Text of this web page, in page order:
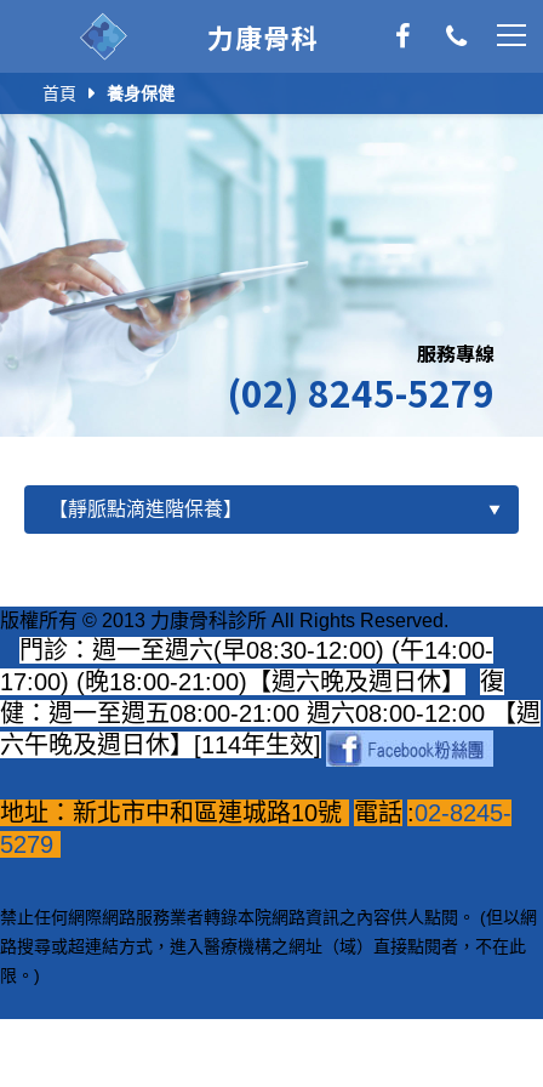
力康骨科
服務專線
(02) 8245-5279
首頁 養身保健
版權所有 © 2013 力康骨科診所 All Rights Reserved.
門診：週一至週六(早08:30-12:00) (午14:00-
17:00) (晚18:00-21:00)【週六晚及週日休】
復
健：週一至週五08:00-21:00 週六08:00-12:00 【週
六午晚及週日休】[114年生效]
地址：新北市中和區連城路10號 電話 :02-8245-
5279
禁止任何網際網路服務業者轉錄本院網路資訊之內容供人點閱。 (但以網
路搜尋或超連結方式，進入醫療機構之網址（域）直接點閱者，不在此
限。)